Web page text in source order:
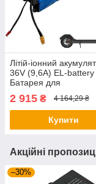
Літій-іонний
36V (9,6A) EL-battery
Батарея для
для самокату
2 915 ₴ 4 164,29 ₴
Купити
Акційні
–30%